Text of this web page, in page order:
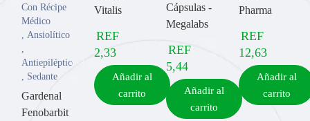
Con Récipe
Médico
, Ansiolítico
,
Antiepilépticos
, Sedante
Gardenal
Fenobarbit
Vitalis
REF
2,33
Añadir al
carrito
Cápsulas -
Megalabs
REF
5,44
Añadir al
carrito
Pharma
REF
12,63
Añadir al
carrito